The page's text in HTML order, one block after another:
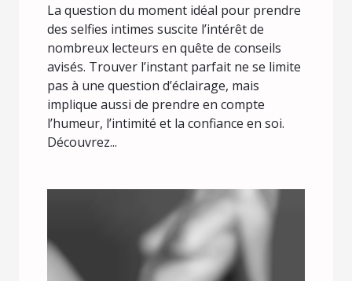
La question du moment idéal pour prendre
des selfies intimes suscite l’intérêt de
nombreux lecteurs en quête de conseils
avisés. Trouver l’instant parfait ne se limite
pas à une question d’éclairage, mais
implique aussi de prendre en compte
l’humeur, l’intimité et la confiance en soi.
Découvrez...